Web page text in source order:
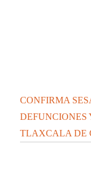
CONFIRMA
DEFUNCIONES
TLAXCALA DE